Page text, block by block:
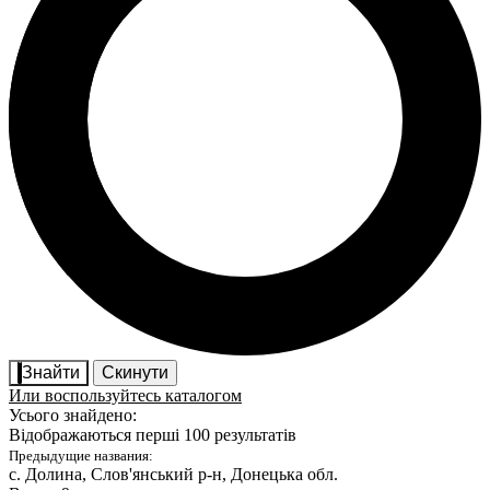
Знайти
Скинути
Или воспользуйтесь каталогом
Усього знайдено:
Відображаються перші 100 результатів
Предыдущие названия:
с. Долина, Слов'янський р-н, Донецька обл.